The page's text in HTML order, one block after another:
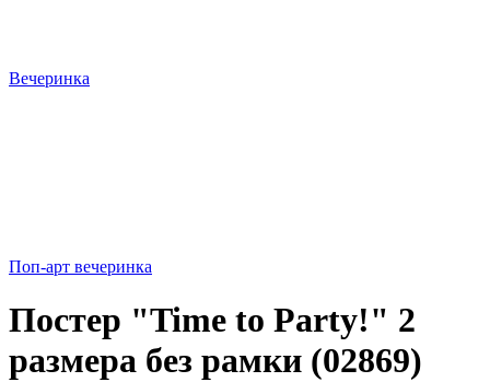
Вечеринка
Поп-арт вечеринка
Постер "Time to Party!" 2
размера без рамки (02869)